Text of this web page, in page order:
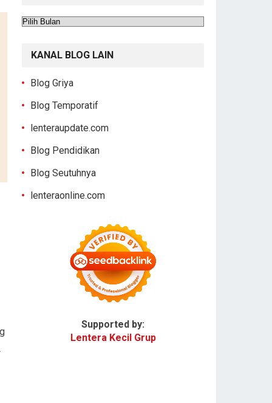
Arsip
KANAL BLOG LAIN
Blog Griya
Blog Temporatif
lenteraupdate.com
Blog Pendidikan
Blog Seutuhnya
lenteraonline.com
Supported by:
Lentera Kecil Grup